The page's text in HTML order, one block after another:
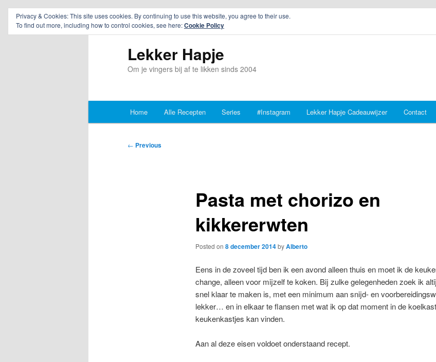
Lekker Hapje
Om je vingers bij af te likken sinds 2004
Skip
Skip
Home Alle Recepten Series #Instagram Lekker Hapje Cadeauwijzer Contact
Post
← Previous
Pasta met chorizo en
kikkererwten
Posted on 8 december 2014byAlberto
Eens in de zoveel tijd ben ik een avond alleen thuis en moet ik de
change, alleen voor mijzelf te koken. Bij zulke gelegenheden zoek ik
snel klaar te maken is, met een minimum aan snijd- en
lekker… en in elkaar te flansen met wat ik op dat moment in de
keukenkastjes kan vinden.
Aan al deze eisen voldoet onderstaand recept.
Privacy & Cookies: This site uses cookies. By continuing to use this website, you agree to their use.
To find out more, including how to control cookies, see here:Cookie Policy